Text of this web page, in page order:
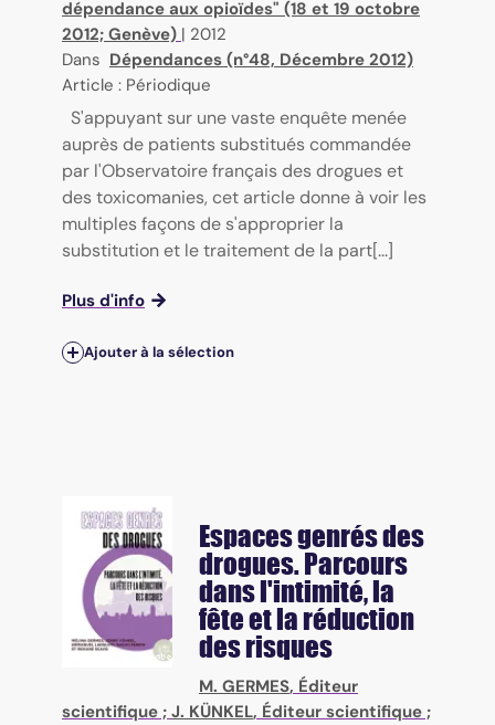
dépendance aux opioïdes" (18 et 19 octobre
2012; Genève) | 2012
Dans Dépendances (n°48, Décembre 2012)
Article : Périodique
S'appuyant sur une vaste enquête menée
auprès de patients substitués commandée
par l'Observatoire français des drogues et
des toxicomanies, cet article donne à voir les
multiples façons de s'approprier la
substitution et le traitement de la part[...]
Plus d'info
Ajouter à la sélection
Espaces genrés des
drogues. Parcours
dans l'intimité, la
fête et la réduction
des risques
M. GERMES, Éditeur
scientifique ; J. KÜNKEL, Éditeur scientifique ;